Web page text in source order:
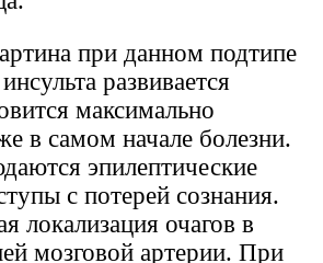
при данном подтипе
развивается
максимально
в самом начале болезни.
эпилептические
с потерей сознания.
локализация очагов в
мозговой артерии. При